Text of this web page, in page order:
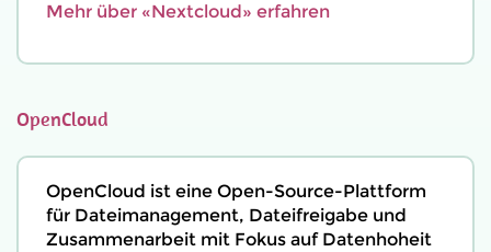
Mehr über «Nextcloud» erfahren
OpenCloud
OpenCloud ist eine Open-Source-Plattform
für Dateimanagement, Dateifreigabe und
Zusammenarbeit mit Fokus auf Datenhoheit